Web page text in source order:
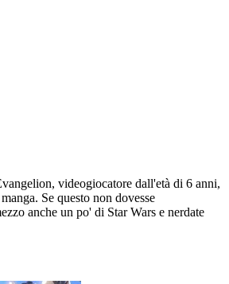
videogiocatore dall'età di 6 anni,
Se questo non dovesse
anche un po' di Star Wars e nerdate